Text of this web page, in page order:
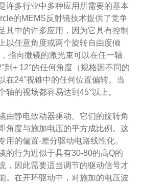
许多行业中多种应用所需要的基本
的MEMS反射镜技术提供了竞争
其中的许多应用，因为它具有控制
以任意角度或两个旋转自由度倾
指向微镜的激光束可以在任一轴
到+ 12°的任何角度（规格因不同的
在24°视锥中的任何位置偏转。当
轴的视场都容易达到45°以上。
由静电致动器驱动。它们的旋转角
角度与施加电压的平方成比例。这
用的偏置-差分驱动电路线性化。
的行为近似于具有30-80的高Q的
，因此需要适当调节的驱动信号才
。在开环驱动中，对施加的电压波